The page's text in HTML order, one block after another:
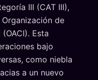
III (CAT III),
de
Esta
bajo
como niebla
a un nuevo